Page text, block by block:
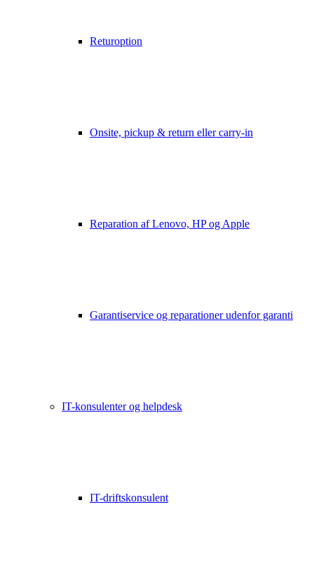
Returoption
Onsite, pickup & return eller carry-in
Reparation af Lenovo, HP og Apple
Garantiservice og reparationer udenfor garanti
IT-konsulenter og helpdesk
IT-driftskonsulent